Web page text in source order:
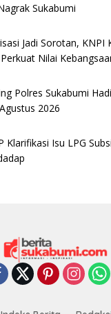
Sukabumi
Jadi Sorotan, KNPI
Nilai
Polres Sukabumi
2026
Klarifikasi Isu LPG